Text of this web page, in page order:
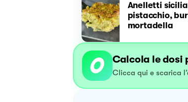
Anelletti
pistacchio,
mortadella
Calcola le dosi
Clicca qui e scarica